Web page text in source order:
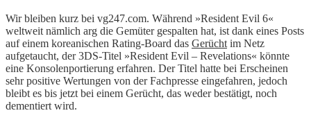
Wir bleiben kurz bei vg247.com. Während »Resident Evil 6«
weltweit nämlich arg die Gemüter gespalten hat, ist dank eines Posts
auf einem koreanischen Rating-Board das Gerücht im Netz
aufgetaucht, der 3DS-Titel »Resident Evil – Revelations« könnte
eine Konsolenportierung erfahren. Der Titel hatte bei Erscheinen
sehr positive Wertungen von der Fachpresse eingefahren, jedoch
bleibt es bis jetzt bei einem Gerücht, das weder bestätigt, noch
dementiert wird.